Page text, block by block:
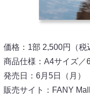
価格：1部 2,500円（税
商品仕様：A4サイズ／
発売日：6月5日（月）
販売サイト：FANY